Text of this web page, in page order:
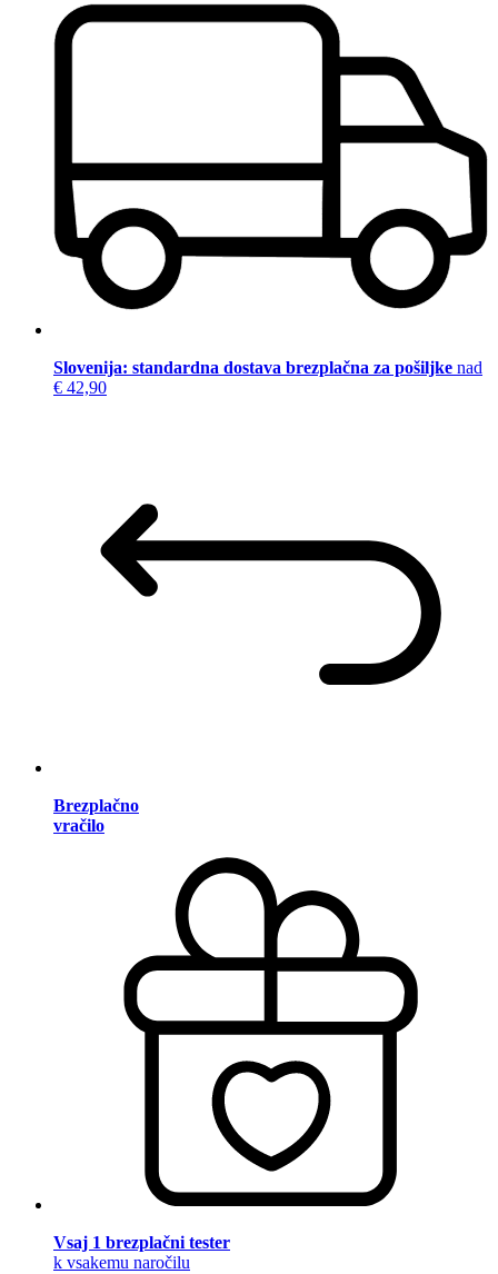
Slovenija: standardna dostava brezplačna za pošiljke nad
€ 42,90
Brezplačno
vračilo
Vsaj 1 brezplačni tester
k vsakemu naročilu